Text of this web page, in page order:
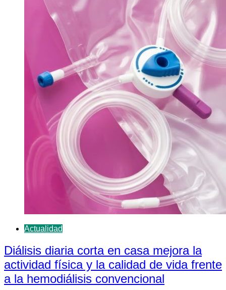
Actualidad
Diálisis diaria corta en casa mejora la
actividad física y la calidad de vida frente
a la hemodiálisis convencional